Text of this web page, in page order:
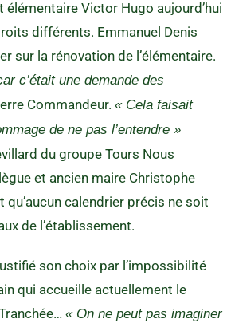
Victor Hugo aujourd’hui
différents. Emmanuel Denis
sur la rénovation de l’élémentaire.
c’était une demande des
Commandeur. « Cela faisait
de ne pas l’entendre »
du groupe Tours Nous
et ancien maire Christophe
qu’aucun calendrier précis ne soit
de l’établissement.
son choix par l’impossibilité
qui accueille actuellement le
« On ne peut pas imaginer